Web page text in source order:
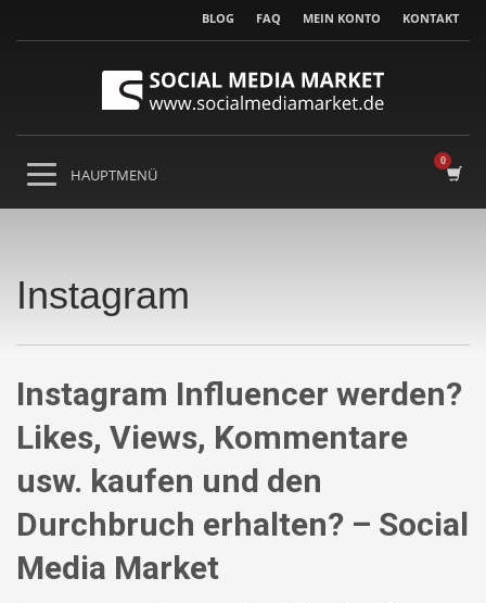
BLOG FAQ MEIN KONTO KONTAKT
Instagram
Instagram Influencer werden?
Likes, Views, Kommentare
usw. kaufen und den
Durchbruch erhalten? – Social
Media Market